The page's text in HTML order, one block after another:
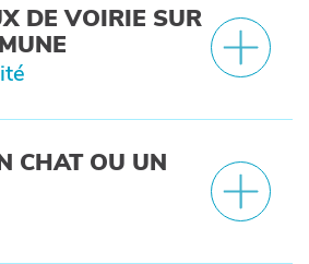
DE VOIRIE SUR
CHAT OU UN